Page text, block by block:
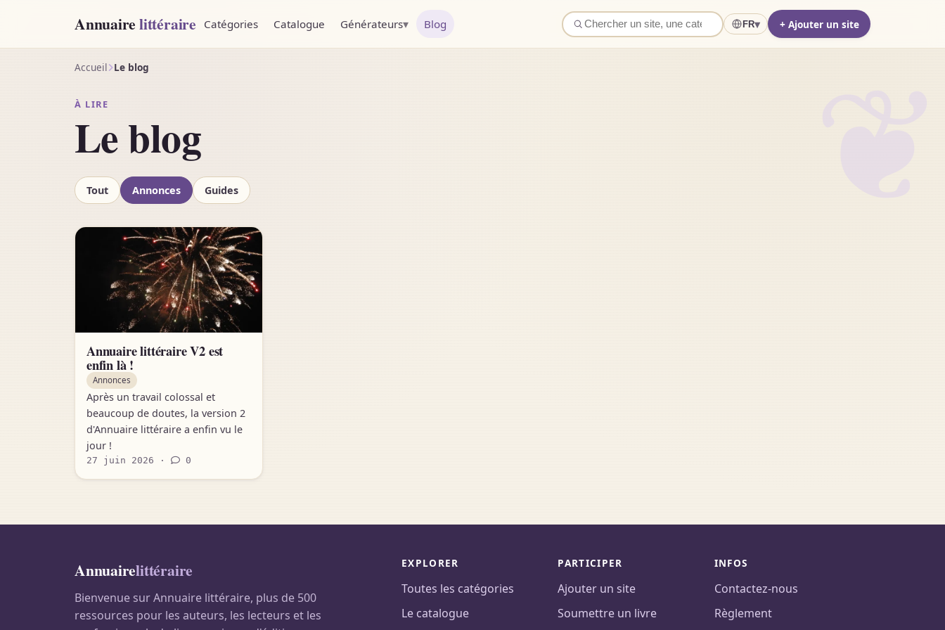
Annuairelittéraire Catégories Catalogue Générateurs▾ Blog FR▾ + Ajouter un site
Accueil Le blog
À LIRE
Le blog
Tout Annonces Guides
Annuaire littéraire V2 est
enfin là !
Annonces
Après un travail colossal et
beaucoup de doutes, la version 2
d'Annuaire littéraire a enfin vu le
jour !
27 juin 2026 · 0
Annuairelittéraire
Bienvenue sur Annuaire littéraire, plus de 500
ressources pour les auteurs, les lecteurs et les
EXPLORER
Toutes les catégories
Le catalogue
PARTICIPER
Ajouter un site
Soumettre un livre
INFOS
Contactez-nous
Règlement